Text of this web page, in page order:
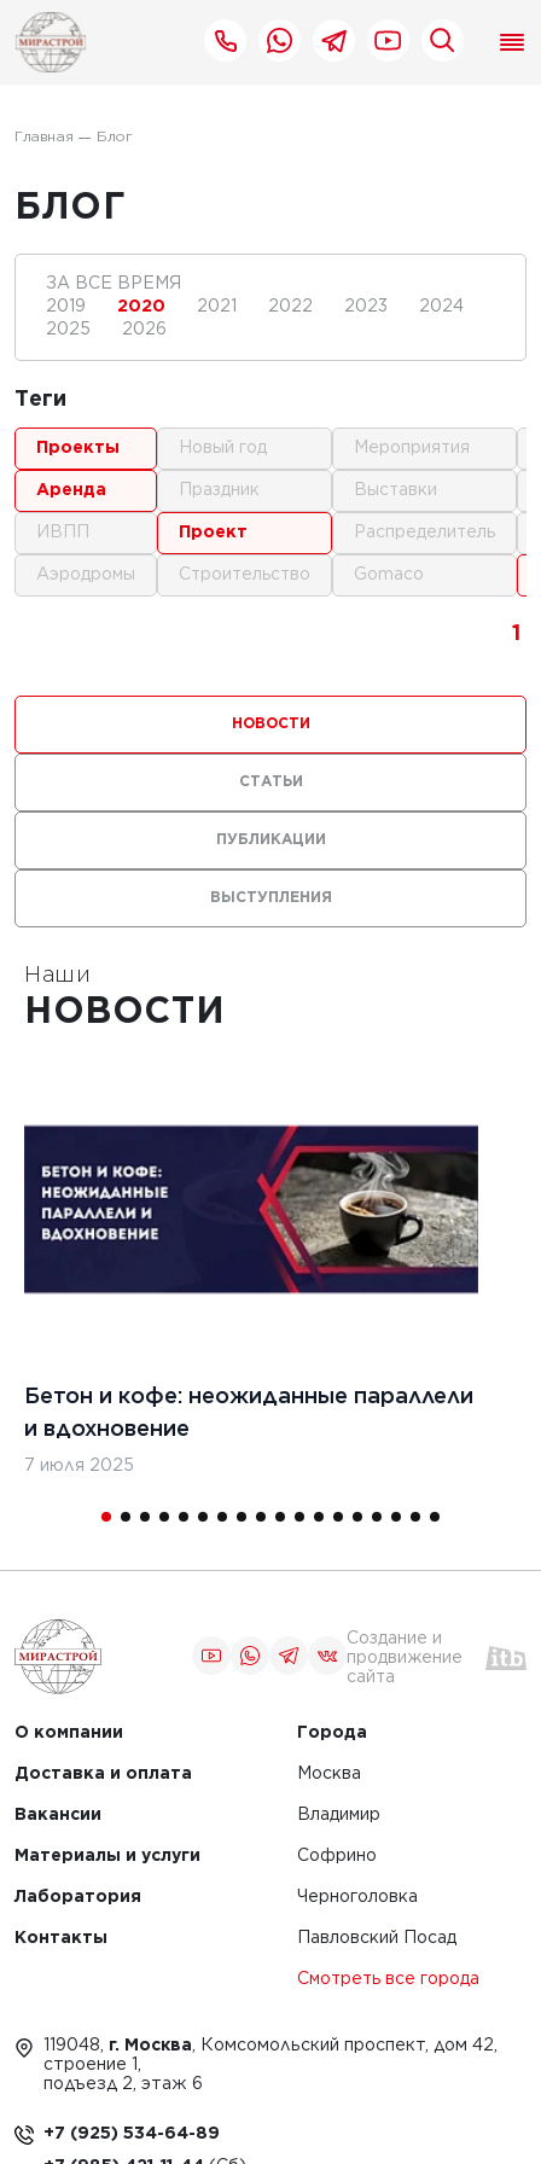
Главная Блог
БЛОГ
1
г.
1
ВЫСТУПЛЕНИЯ
ПУБЛИКАЦИИ
НОВОСТИ
СТАТЬИ
ЗА ВСЕ ВРЕМЯ
2019
2020 2021 2022 2023
2024
2025
2026
Теги
проекты
аренда
ИВПП
аэродромы
новый год
праздник
проект
строительство
мероприятия
выставки
распределитель
gomaco
Наши
НОВОСТИ
Бетон и кофе: неожиданные параллели
и вдохновение
7 июля 2025
Создание и
продвижение
сайта
О компании
Доставка и оплата
Вакансии
Материалы и услуги
Лаборатория
Контакты
Города
Москва
Владимир
Софрино
Черноголовка
Павловский Посад
Смотреть все города
119048, г. Москва , Комсомольский проспект, дом 42,
строение 1,
подъезд 2, этаж 6
+7 (925) 534-64-89